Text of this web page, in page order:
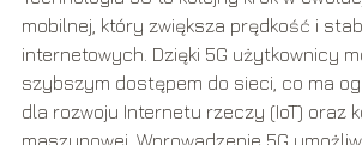
mobilnej, który zwiększa prędkość i
internetowych. Dzięki 5G użytkownicy
szybszym dostępem do sieci, co ma
dla rozwoju Internetu rzeczy (IoT) oraz
maszynowej. Wprowadzenie 5G